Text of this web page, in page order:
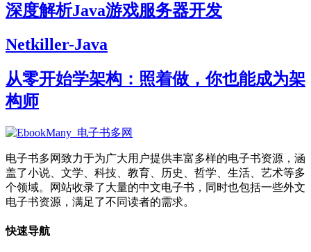
深度解析Java游戏服务器开发
Netkiller-Java
从零开始学架构：照着做，你也能成为架
构师
电子书多网致力于为广大用户提供丰富多样的电子书资源，涵
盖了小说、文学、科技、教育、历史、哲学、生活、艺术等多
个领域。网站收录了大量的中文电子书，同时也包括一些外文
电子书资源，满足了不同读者的需求。
快速导航